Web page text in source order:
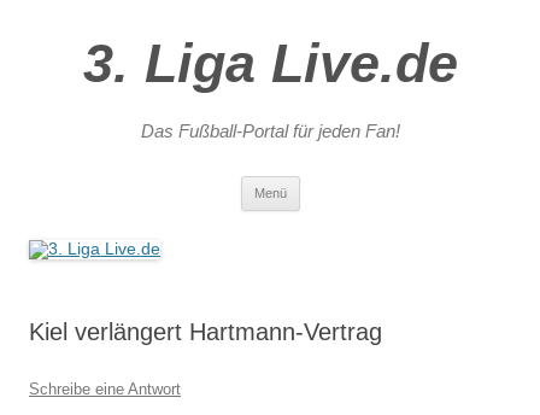
3. Liga Live.de
Das Fußball-Portal für jeden Fan!
Menü
Kiel verlängert Hartmann-Vertrag
Schreibe eine Antwort